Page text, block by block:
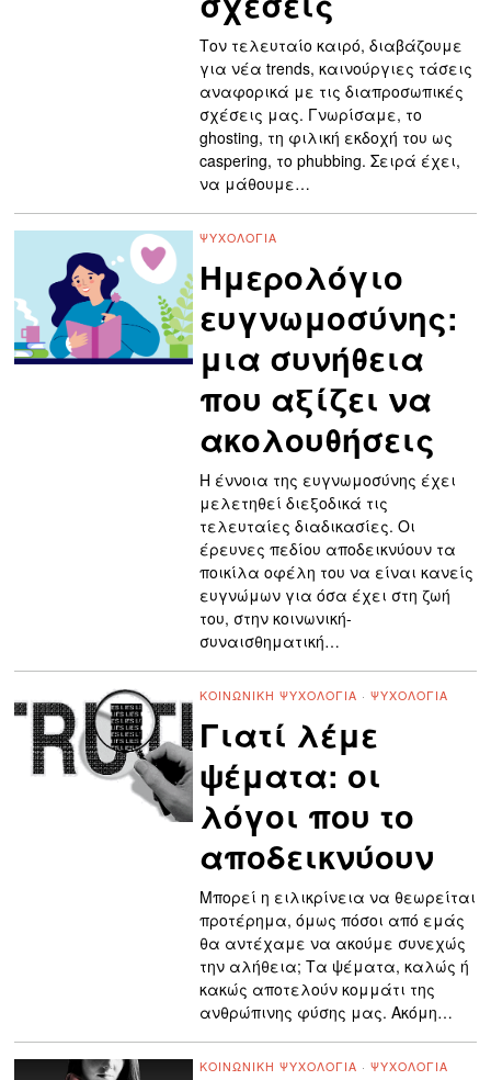
Τον τελευταίο καιρό, διαβάζουμε
για νέα trends, καινούργιες τάσεις
αναφορικά με τις διαπροσωπικές
σχέσεις μας. Γνωρίσαμε, το
ghosting, τη φιλική εκδοχή του ως
caspering, το phubbing. Σειρά έχει,
να μάθουμε…
ΨΥΧΟΛΟΓΊΑ
Ημερολόγιο
ευγνωμοσύνης:
μια συνήθεια
που αξίζει να
ακολουθήσεις
Η έννοια της ευγνωμοσύνης έχει
μελετηθεί διεξοδικά τις
τελευταίες διαδικασίες. Οι
έρευνες πεδίου αποδεικνύουν τα
ποικίλα οφέλη του να είναι κανείς
ευγνώμων για όσα έχει στη ζωή
του, στην κοινωνική-
συναισθηματική…
ΚΟΙΝΩΝΙΚΉ ΨΥΧΟΛΟΓΊΑ · ΨΥΧΟΛΟΓΊΑ
Γιατί λέμε
ψέματα: οι
λόγοι που το
αποδεικνύουν
Μπορεί η ειλικρίνεια να θεωρείται
προτέρημα, όμως πόσοι από εμάς
θα αντέχαμε να ακούμε συνεχώς
την αλήθεια; Τα ψέματα, καλώς ή
κακώς αποτελούν κομμάτι της
ανθρώπινης φύσης μας. Ακόμη…
ΚΟΙΝΩΝΙΚΉ ΨΥΧΟΛΟΓΊΑ · ΨΥΧΟΛΟΓΊΑ